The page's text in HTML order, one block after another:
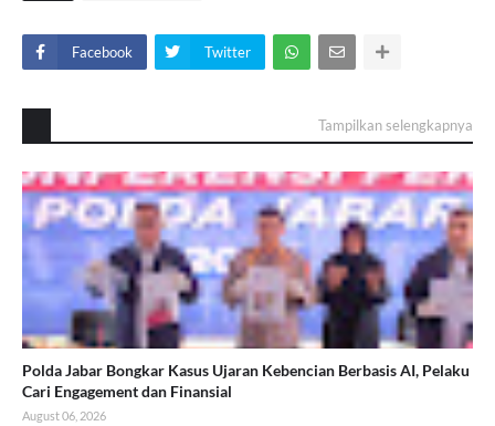
Facebook Twitter
Tampilkan selengkapnya
Polda Jabar Bongkar Kasus Ujaran Kebencian Berbasis AI, Pelaku
Cari Engagement dan Finansial
August 06, 2026